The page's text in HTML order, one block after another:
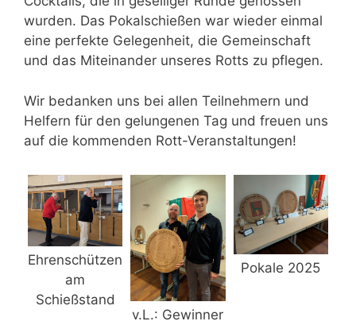
wurden. Das Pokalschießen war wieder einmal
eine perfekte Gelegenheit, die Gemeinschaft
und das Miteinander unseres Rotts zu pflegen.
Wir bedanken uns bei allen Teilnehmern und
Helfern für den gelungenen Tag und freuen uns
auf die kommenden Rott-Veranstaltungen!
Ehrenschützen
am
Schießstand
v.L.: Gewinner
Pokale 2025